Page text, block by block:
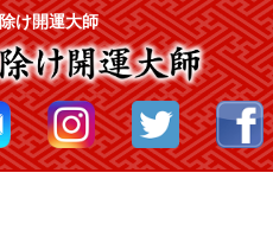
け開運大師